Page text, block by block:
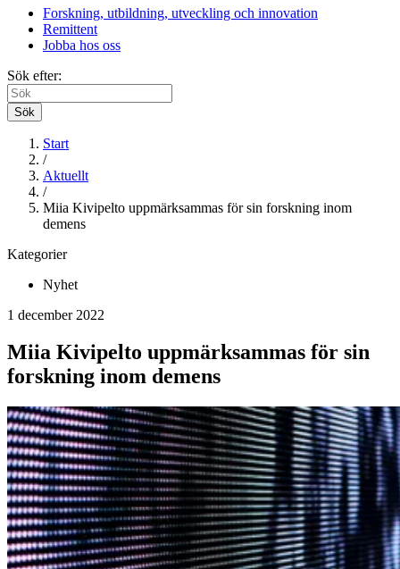
Forskning, utbildning, utveckling och innovation
Remittent
Jobba hos oss
Sök efter:
Sök
Start
/
Aktuellt
/
Miia Kivipelto uppmärksammas för sin forskning inom
demens
Kategorier
Nyhet
1 december 2022
Miia Kivipelto uppmärksammas för sin
forskning inom demens